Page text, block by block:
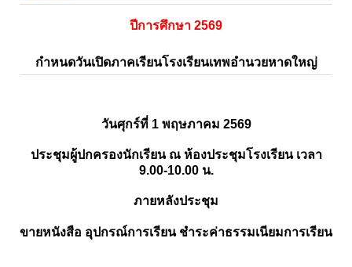
ปีการศึกษา 2569
กำหนดวันเปิดภาคเรียนโรงเรียนเทพอำนวยหาดใหญ่
วันศุกร์ที่ 1 พฤษภาคม 2569
ประชุมผู้ปกครองนักเรียน ณ ห้องประชุมโรงเรียน เวลา
9.00-10.00 น.
ภายหลังประชุม
ขายหนังสือ อุปกรณ์การเรียน ชำระค่าธรรมเนียมการเรียน